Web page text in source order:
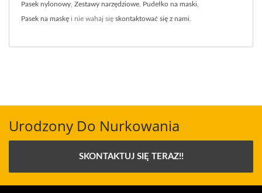
Pasek nylonowy Zestawy narzędziowe Pudełko na maski
Pasek na maskę i nie wahaj się skontaktować się z nami
Urodzony Do Nurkowania
SKONTAKTUJ SIĘ TERAZ!!